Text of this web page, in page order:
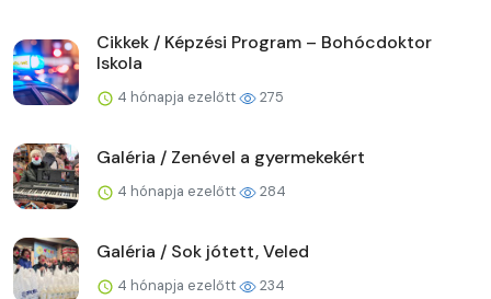
Cikkek / Képzési Program – Bohócdoktor
Iskola
4 hónapja ezelőtt 275
Galéria / Zenével a gyermekekért
4 hónapja ezelőtt 284
Galéria / Sok jótett, Veled
4 hónapja ezelőtt 234